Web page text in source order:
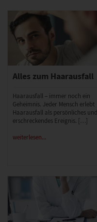
Alles zum Haarausfall
Haarausfall – immer noch ein
Geheimnis. Jeder Mensch erlebt
Haarausfall als persönliches und
erschreckendes Ereignis. […]
weiterlesen...